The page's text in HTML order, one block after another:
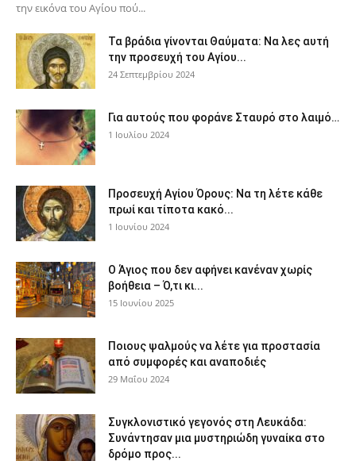
την εικόνα του Αγίου πού...
Τα βράδια γίνονται Θαύματα: Να λες αυτή
την προσευχή του Αγίου...
24 Σεπτεμβρίου 2024
Για αυτούς που φοράνε Σταυρό στο λαιμό…
1 Ιουλίου 2024
Προσευχή Αγίου Όρους: Να τη λέτε κάθε
πρωί και τίποτα κακό...
1 Ιουνίου 2024
Ο Άγιος που δεν αφήνει κανέναν χωρίς
βοήθεια – Ό,τι κι...
15 Ιουνίου 2025
Ποιους ψαλμούς να λέτε για προστασία
από συμφορές και αναποδιές
29 Μαΐου 2024
Συγκλονιστικό γεγονός στη Λευκάδα:
Συνάντησαν μια μυστηριώδη γυναίκα στο
δρόμο προς...